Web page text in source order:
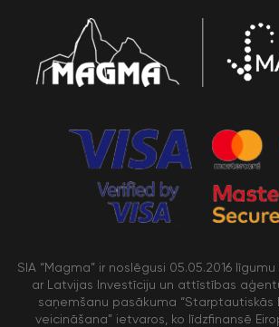
SIA “Magma” ir noslēgusi 05.05.2016 līgumu
ar Latvijas Investīciju un attīstības
saņemšanu pasākuma “Starptautiskās
veicināšana” ietvaros, ko līdzfinansē